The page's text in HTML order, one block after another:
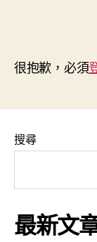
很抱歉，必須
搜尋
最新文